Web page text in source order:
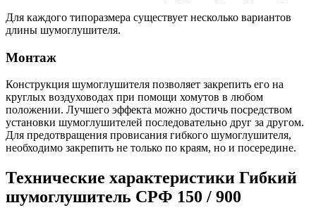
Для каждого типоразмера существует несколько вариантов
длины шумоглушителя.
Монтаж
Конструкция шумоглушителя позволяет закрепить его на
круглых воздуховодах при помощи хомутов в любом
положении. Лучшего эффекта можно достичь посредством
установки шумоглушителей последовательно друг за другом.
Для предотвращения провисания гибкого шумоглушителя,
необходимо закрепить не только по краям, но и посередине.
Технические характеристики Гибкий
шумоглушитель СРФ 150 / 900